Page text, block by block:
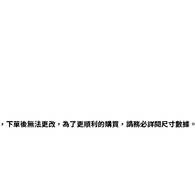
單後無法更改，為了更順利的購買，請務必詳閱尺寸數據。